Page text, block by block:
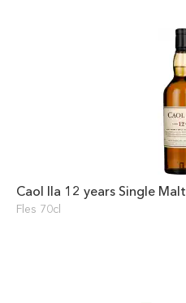
Caol Ila 12 years Single Malt
Fles 70cl